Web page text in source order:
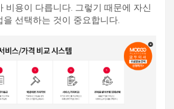
비용이 다릅니다. 그렇기 때문에 자신
선택하는 것이 중요합니다.